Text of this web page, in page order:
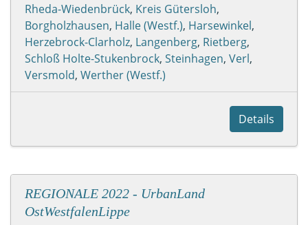
Rheda-Wiedenbrück, Kreis Gütersloh,
Borgholzhausen, Halle (Westf.), Harsewinkel,
Herzebrock-Clarholz, Langenberg, Rietberg,
Schloß Holte-Stukenbrock, Steinhagen, Verl,
Versmold, Werther (Westf.)
Details
REGIONALE 2022 - UrbanLand
OstWestfalenLippe